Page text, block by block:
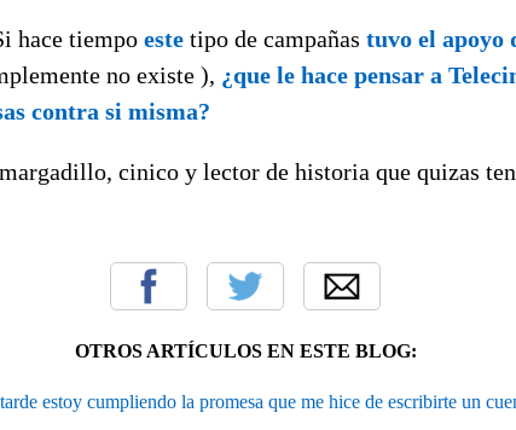
hace tiempo este tipo de campañas tuvo el apoyo
no existe ), ¿que le hace pensar a
contra si misma?
cinico y lector de historia que quizas
OTROS ARTÍCULOS EN ESTE BLOG:
estoy cumpliendo la promesa que me hice de escribirte un